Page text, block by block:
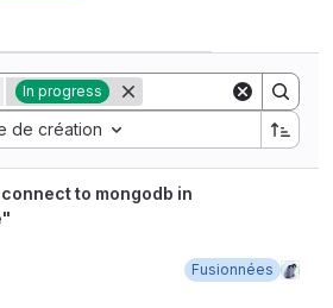
In progress
de création
to mongodb in
Fusionnées